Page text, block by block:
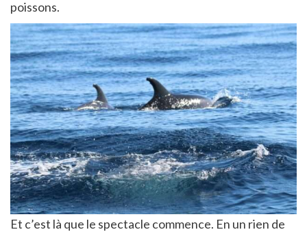
poissons.
Et c’est là que le spectacle commence. En un rien de